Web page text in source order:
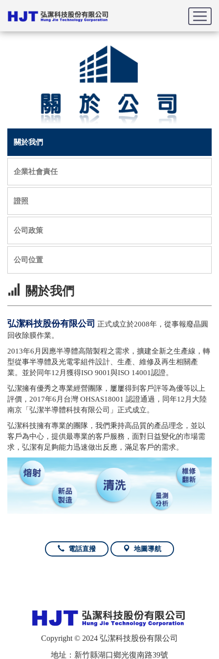
關於我們
關於我們
企業社會責任
證照
公司政策
公司位置
關於我們
弘潔科技股份有限公司 正式成立於2008年，從事報廢晶圓
回收除膜作業。
2013年6月因應半導體高階製程之需求，擴建全新之生產線，轉
型從事半導體及光電零組件設計、生產、維修及再生相關產
業。並於同年12月獲得ISO 9001與ISO 14001認證。
弘潔擁有優秀之專業經營團隊，屢屢得到客戶評等為優等以上
評價，2017年6月台灣 OHSAS18001 認證通過，同年12月大陸
南京「弘潔半導體科技有限公司」正式成立。
弘潔科技擁有專業的團隊，我們秉持高品質的產品理念，並以
客戶為中心，提供最專業的客戶服務，面對日益變化的市場需
求，弘潔有足夠能力迅速做出反應，滿足客戶的需求。
電話直撥 地圖導航
Copyright © 2024 弘潔科技股份有限公司
地址：新竹縣湖口鄉光復南路39號